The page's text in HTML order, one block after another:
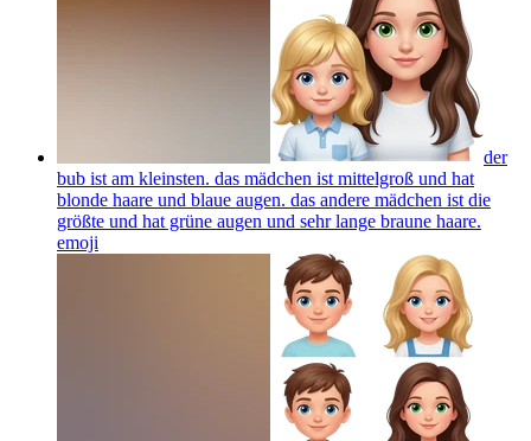
der
bub ist am kleinsten. das mädchen ist mittelgroß und hat
blonde haare und blaue augen. das andere mädchen ist die
größte und hat grüne augen und sehr lange braune haare.
emoji